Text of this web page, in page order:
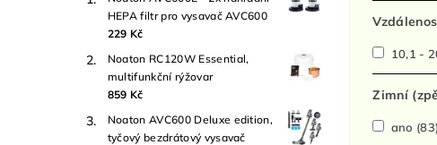
HEPA filtr pro vysavač AVC600
229 Kč
Noaton RC120W Essential,
multifunkční rýžovar
859 Kč
Noaton AVC600 Deluxe edition,
tyčový bezdrátový vysavač
10,1 -
Zimní
ano (83)